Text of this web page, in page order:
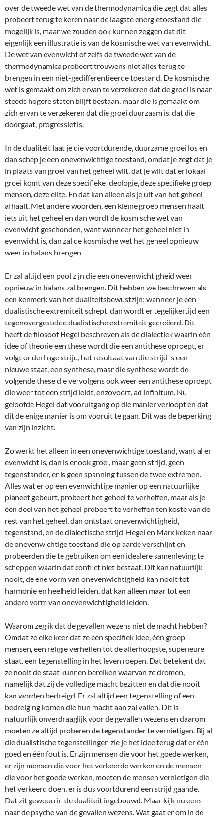
over de tweede wet van de thermodynamica die zegt dat alles
probeert terug te keren naar de laagste energietoestand die
mogelijk is, maar we zouden ook kunnen zeggen dat dit
eigenlijk een illustratie is van de kosmische wet van evenwicht.
De wet van evenwicht of zelfs de tweede wet van de
thermodynamica probeert trouwens niet alles terug te
brengen in een niet-gedifferentieerde toestand. De kosmische
wet is gemaakt om zich ervan te verzekeren dat de groei is naar
steeds hogere staten blijft bestaan, maar die is gemaakt om
zich ervan te verzekeren dat die groei duurzaam is, dat die
doorgaat, progressief is.
In de dualiteit laat je die voortdurende, duurzame groei los en
dan schep je een onevenwichtige toestand, omdat je zegt dat je
in plaats van groei van het geheel wilt, dat je wilt dat er lokaal
groei komt van deze specifieke ideologie, deze specifieke groep
mensen, deze elite. En dat kan alleen als je uit van het geheel
afhaalt. Met andere woorden, een kleine groep mensen haalt
iets uit het geheel en dan wordt de kosmische wet van
evenwicht geschonden, want wanneer het geheel niet in
evenwicht is, dan zal de kosmische wet het geheel opnieuw
weer in balans brengen.
Er zal altijd een pool zijn die een onevenwichtigheid weer
opnieuw in balans zal brengen. Dit hebben we beschreven als
een kenmerk van het dualiteitsbewustzijn; wanneer je één
dualistische extremiteit schept, dan wordt er tegelijkertijd een
tegenovergestelde dualistische extremiteit gecreëerd. Dit
heeft de filosoof Hegel beschreven als de dialectiek waarin één
idee of theorie een these wordt die een antithese oproept, er
volgt onderlinge strijd, het resultaat van die strijd is een
nieuwe staat, een synthese, maar die synthese wordt de
volgende these die vervolgens ook weer een antithese oproept
die weer tot een strijd leidt, enzovoort, ad infinitum. Nu
geloofde Hegel dat vooruitgang op die manier verloopt en dat
dit de enige manier is om vooruit te gaan. Dit was de beperking
van zijn inzicht.
Zo werkt het alleen in een onevenwichtige toestand, want al er
evenwicht is, dan is er ook groei, maar geen strijd, geen
tegenstander, er is geen spanning tussen de twee extremen.
Alles wat er op een evenwichtige manier op een natuurlijke
planeet gebeurt, probeert het geheel te verheffen, maar als je
één deel van het geheel probeert te verheffen ten koste van de
rest van het geheel, dan ontstaat onevenwichtigheid,
tegenstand, en de dialectische strijd. Hegel en Marx keken naar
de onevenwichtige toestand die op aarde verschijnt en
probeerden die te gebruiken om een idealere samenleving te
scheppen waarin dat conflict niet bestaat. Dit kan natuurlijk
nooit, de ene vorm van onevenwichtigheid kan nooit tot
harmonie en heelheid leiden, dat kan alleen maar tot een
andere vorm van onevenwichtigheid leiden.
Waarom zeg ik dat de gevallen wezens niet de macht hebben?
Omdat ze elke keer dat ze één specifiek idee, één groep
mensen, één religie verheffen tot de allerhoogste, superieure
staat, een tegenstelling in het leven roepen. Dat betekent dat
ze nooit de staat kunnen bereiken waarvan ze dromen,
namelijk dat zij de volledige macht bezitten en dat die nooit
kan worden bedreigd. Er zal altijd een tegenstelling of een
bedreiging komen die hun macht aan zal vallen. Dit is
natuurlijk onverdraaglijk voor de gevallen wezens en daarom
moeten ze altijd proberen de tegenstander te vernietigen. Bij al
die dualistische tegenstellingen zie je het idee terug dat er één
goed en één fout is. Er zijn mensen die voor het goede werken,
er zijn mensen die voor het verkeerde werken en de mensen
die voor het goede werken, moeten de mensen vernietigen die
het verkeerd doen, er is dus voortdurend een strijd gaande.
Dat zit gewoon in de dualiteit ingebouwd. Maar kijk nu eens
naar de psyche van de gevallen wezens. Wat gaat er om in de